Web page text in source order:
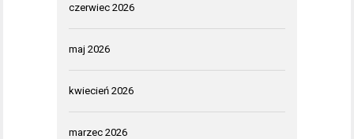
czerwiec 2026
maj 2026
kwiecień 2026
marzec 2026